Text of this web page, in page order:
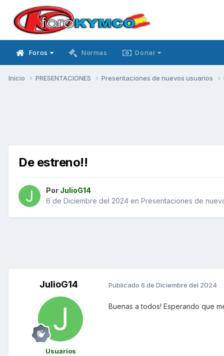
Foros Normas Donar
Inicio PRESENTACIONES Presentaciones de nuevos usuarios
De estreno!!
Por JulioG14
6 de Diciembre del 2024 en Presentaciones de
JulioG14
Usuarios
Publicado 6 de Diciembre del 2024
Buenas a todos! Esperando que